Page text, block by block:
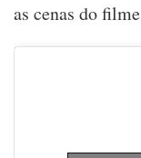
as cenas do